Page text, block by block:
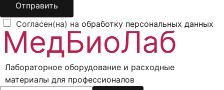
Отправить
Согласен(на) на обработку персональных данных
Лабораторное оборудование и расходные
материалы для профессионалов